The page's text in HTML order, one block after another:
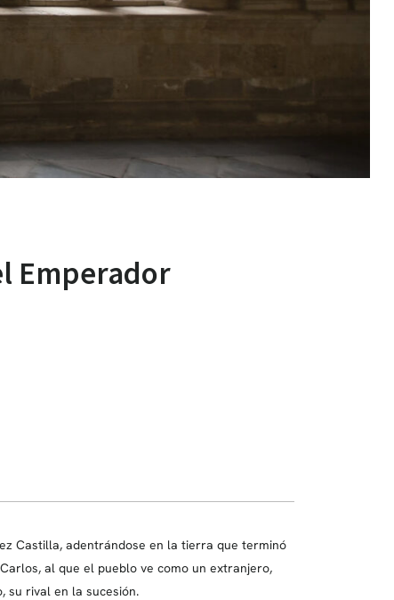
Emperador
Castilla, adentrándose en la tierra que terminó
al que el pueblo ve como un extranjero,
su rival en la sucesión.